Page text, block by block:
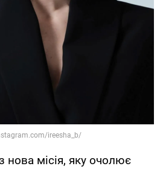
нова місія, яку очолює